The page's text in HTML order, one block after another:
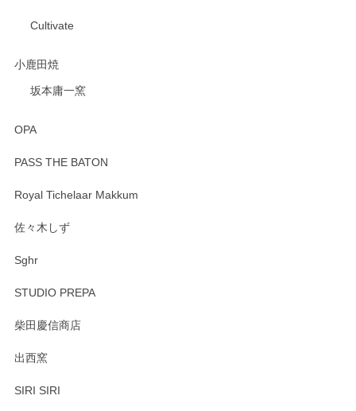
Cultivate
小鹿田焼
坂本庸一窯
OPA
PASS THE BATON
Royal Tichelaar Makkum
佐々木しず
Sghr
STUDIO PREPA
柴田慶信商店
出西窯
SIRI SIRI